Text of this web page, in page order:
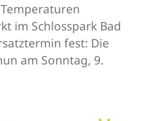
im Schlosspark Bad
fest: Die
am Sonntag, 9.